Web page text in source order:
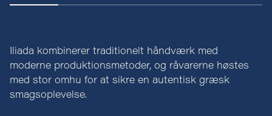
Iliada kombinerer traditionelt håndværk med
moderne produktionsmetoder, og råvarerne høstes
med stor omhu for at sikre en autentisk græsk
smagsoplevelse.